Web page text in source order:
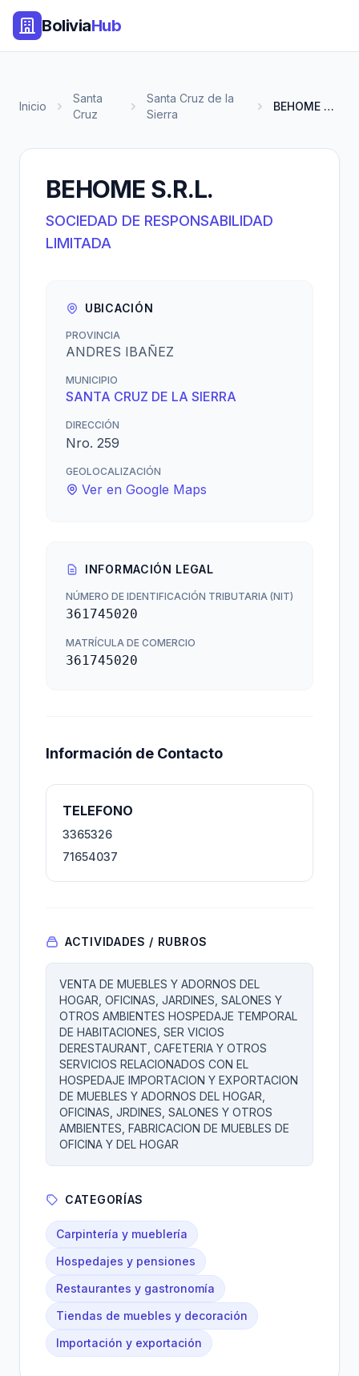
BoliviaHub
Inicio
Santa
Cruz
Santa Cruz de la
Sierra
BEHOME S.R.L.
BEHOME S.R.L.
SOCIEDAD DE RESPONSABILIDAD
LIMITADA
UBICACIÓN
PROVINCIA
ANDRES IBAÑEZ
MUNICIPIO
SANTA CRUZ DE LA SIERRA
DIRECCIÓN
Nro. 259
GEOLOCALIZACIÓN
Ver en Google Maps
INFORMACIÓN LEGAL
NÚMERO DE IDENTIFICACIÓN TRIBUTARIA (NIT)
361745020
MATRÍCULA DE COMERCIO
361745020
Información de Contacto
TELEFONO
3365326
71654037
ACTIVIDADES / RUBROS
VENTA DE MUEBLES Y ADORNOS DEL
HOGAR, OFICINAS, JARDINES, SALONES Y
OTROS AMBIENTES HOSPEDAJE TEMPORAL
DE HABITACIONES, SER VICIOS
DERESTAURANT, CAFETERIA Y OTROS
SERVICIOS RELACIONADOS CON EL
HOSPEDAJE IMPORTACION Y EXPORTACION
DE MUEBLES Y ADORNOS DEL HOGAR,
OFICINAS, JRDINES, SALONES Y OTROS
AMBIENTES, FABRICACION DE MUEBLES DE
OFICINA Y DEL HOGAR
CATEGORÍAS
Carpintería y mueblería
Hospedajes y pensiones
Restaurantes y gastronomía
Tiendas de muebles y decoración
Importación y exportación